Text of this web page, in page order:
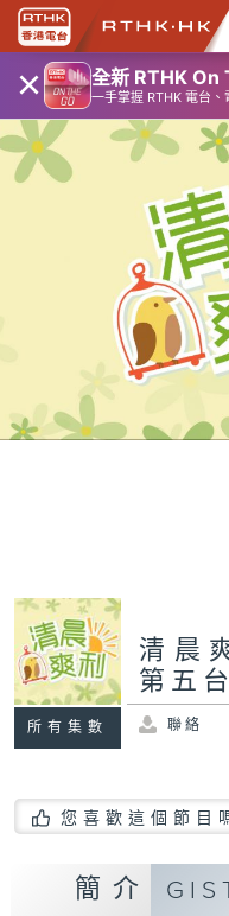
× 全新 RTHK On
一手掌握 RTHK 電台、
所有集數
清晨
第五
聯絡
您喜歡這個節目
簡介